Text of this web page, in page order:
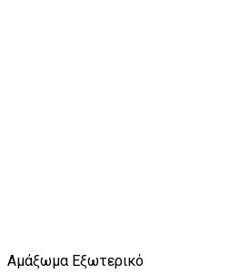
Αμάξωμα Εξωτερικό